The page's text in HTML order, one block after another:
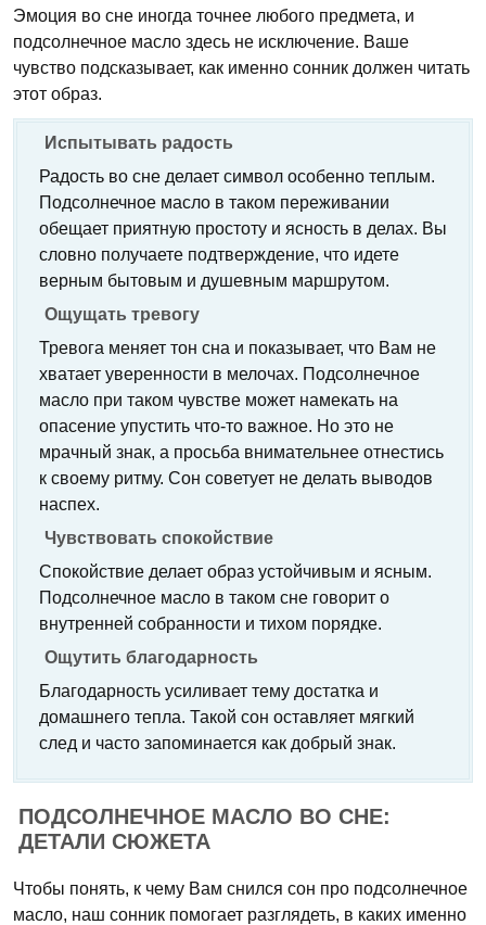
Эмоция во сне иногда точнее любого предмета, и
подсолнечное масло здесь не исключение. Ваше
чувство подсказывает, как именно сонник должен читать
этот образ.
Испытывать радость
Радость во сне делает символ особенно теплым.
Подсолнечное масло в таком переживании
обещает приятную простоту и ясность в делах. Вы
словно получаете подтверждение, что идете
верным бытовым и душевным маршрутом.
Ощущать тревогу
Тревога меняет тон сна и показывает, что Вам не
хватает уверенности в мелочах. Подсолнечное
масло при таком чувстве может намекать на
опасение упустить что-то важное. Но это не
мрачный знак, а просьба внимательнее отнестись
к своему ритму. Сон советует не делать выводов
наспех.
Чувствовать спокойствие
Спокойствие делает образ устойчивым и ясным.
Подсолнечное масло в таком сне говорит о
внутренней собранности и тихом порядке.
Ощутить благодарность
Благодарность усиливает тему достатка и
домашнего тепла. Такой сон оставляет мягкий
след и часто запоминается как добрый знак.
ПОДСОЛНЕЧНОЕ МАСЛО ВО СНЕ:
ДЕТАЛИ СЮЖЕТА
Чтобы понять, к чему Вам снился сон про подсолнечное
масло, наш сонник помогает разглядеть, в каких именно